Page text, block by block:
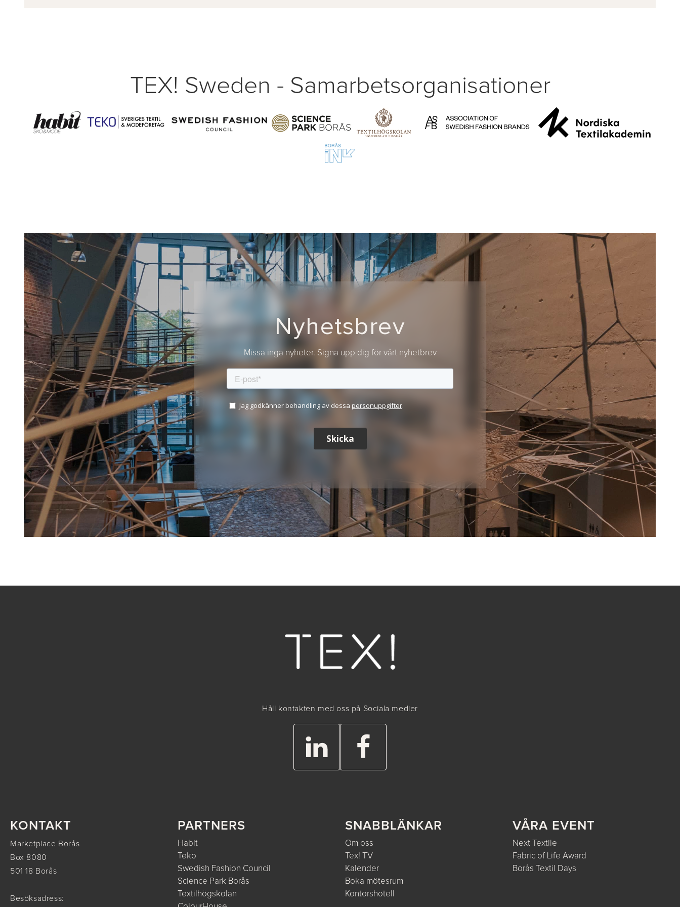
TEX! Sweden - Samarbetsorganisationer
Nyhetsbrev
Missa inga nyheter. Signa upp dig för vårt nyhetbrev
Håll kontakten med oss på Sociala medier
KONTAKT
Marketplace Borås
Box 8080
501 18 Borås
Besöksadress:
PARTNERS
Habit
Teko
Swedish Fashion Council
Science Park Borås
Textilhögskolan
SNABBLÄNKAR
Om oss
Tex! TV
Kalender
Boka mötesrum
Kontorshotell
VÅRA EVENT
Next Textile
Fabric of Life Award
Borås Textil Days